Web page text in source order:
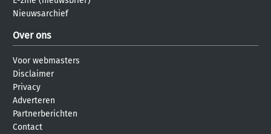
Nieuwsarchief
Over ons
Voor webmasters
Disclaimer
Privacy
Adverteren
Partnerberichten
Contact